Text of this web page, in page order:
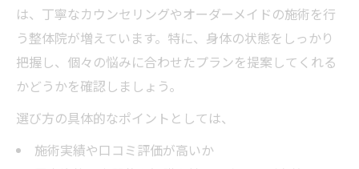
は、丁寧なカウンセリングやオーダーメイドの施術を行
う整体院が増えています。特に、身体の状態をしっかり
把握し、個々の悩みに合わせたプランを提案してくれる
かどうかを確認しましょう。
選び方の具体的なポイントとしては、
施術実績や口コミ評価が高いか